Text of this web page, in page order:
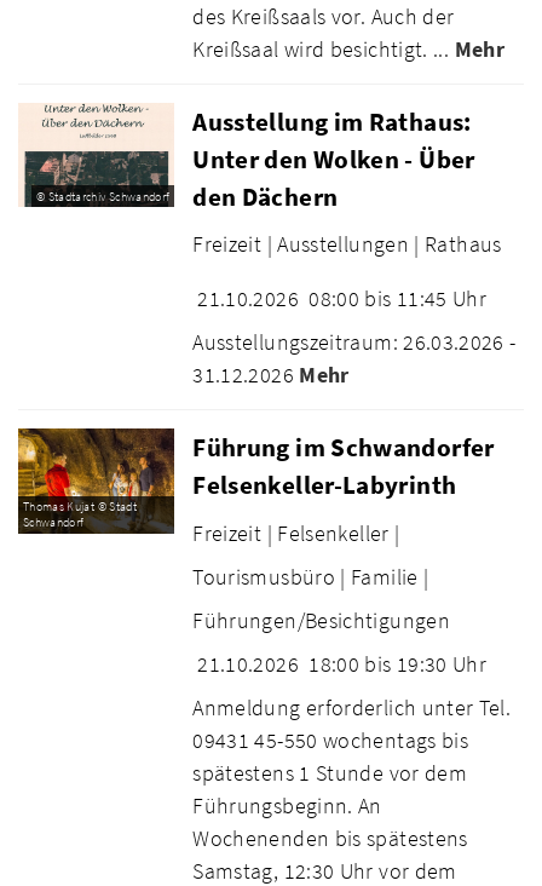
des Kreißsaals vor. Auch der
Kreißsaal wird besichtigt. ... Mehr
© Stadtarchiv Schwandorf
Ausstellung im Rathaus:
Unter den Wolken - Über
den Dächern
Freizeit | Ausstellungen | Rathaus
21.10.2026 08:00 bis 11:45 Uhr
Ausstellungszeitraum: 26.03.2026 -
31.12.2026 Mehr
Thomas Kujat © Stadt
Schwandorf
Führung im Schwandorfer
Felsenkeller-Labyrinth
Freizeit | Felsenkeller |
Tourismusbüro | Familie |
Führungen/Besichtigungen
21.10.2026 18:00 bis 19:30 Uhr
Anmeldung erforderlich unter Tel.
09431 45-550 wochentags bis
spätestens 1 Stunde vor dem
Führungsbeginn. An
Wochenenden bis spätestens
Samstag, 12:30 Uhr vor dem